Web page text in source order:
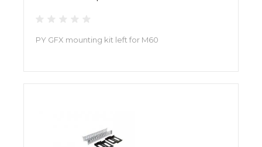
PY GFX mounting kit left for M60